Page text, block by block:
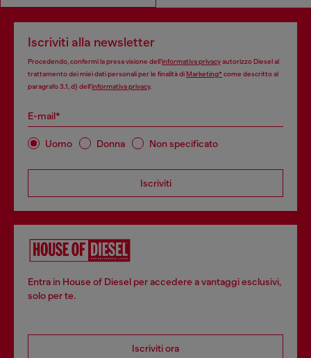
Iscriviti alla newsletter
Procedendo, confermi la presa visione dell’informativa privacyautorizzo Diesel al
trattamento dei miei dati personali per le finalità diMarketing*come descritto al
paragrafo 3.1, d) dell’informativa privacy.
E-mail*
Uomo Donna Non specificato
Iscriviti
Entra in House of Diesel per accedere a vantaggi esclusivi,
solo per te.
Iscriviti ora